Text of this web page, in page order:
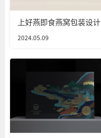
上好燕即食燕窝包装设计
2024.05.09